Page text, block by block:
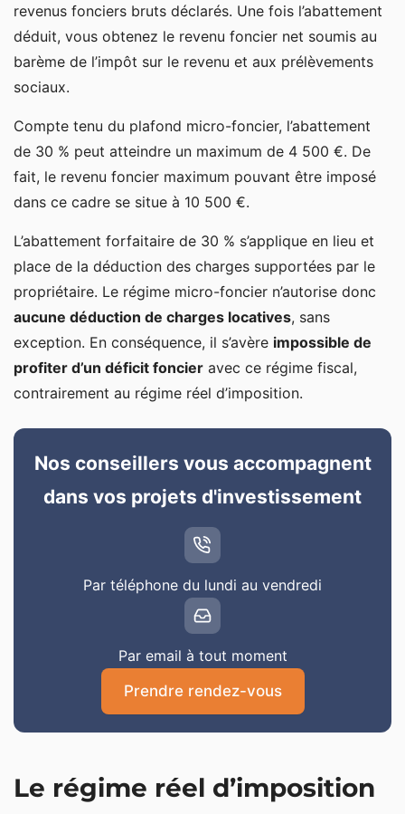
revenus fonciers bruts déclarés. Une fois l’abattement
déduit, vous obtenez le revenu foncier net soumis au
barème de l’impôt sur le revenu et aux prélèvements
sociaux.
Compte tenu du plafond micro-foncier, l’abattement
de 30 % peut atteindre un maximum de 4 500 €. De
fait, le revenu foncier maximum pouvant être imposé
dans ce cadre se situe à 10 500 €.
L’abattement forfaitaire de 30 % s’applique en lieu et
place de la déduction des charges supportées par le
propriétaire. Le régime micro-foncier n’autorise donc
aucune déduction de charges locatives, sans
exception. En conséquence, il s’avère impossible de
profiter d’un déficit foncier avec ce régime fiscal,
contrairement au régime réel d’imposition.
Nos conseillers vous accompagnent
dans vos projets d'investissement
Par téléphone du lundi au vendredi
Par email à tout moment
Prendre rendez-vous
Le régime réel d’imposition